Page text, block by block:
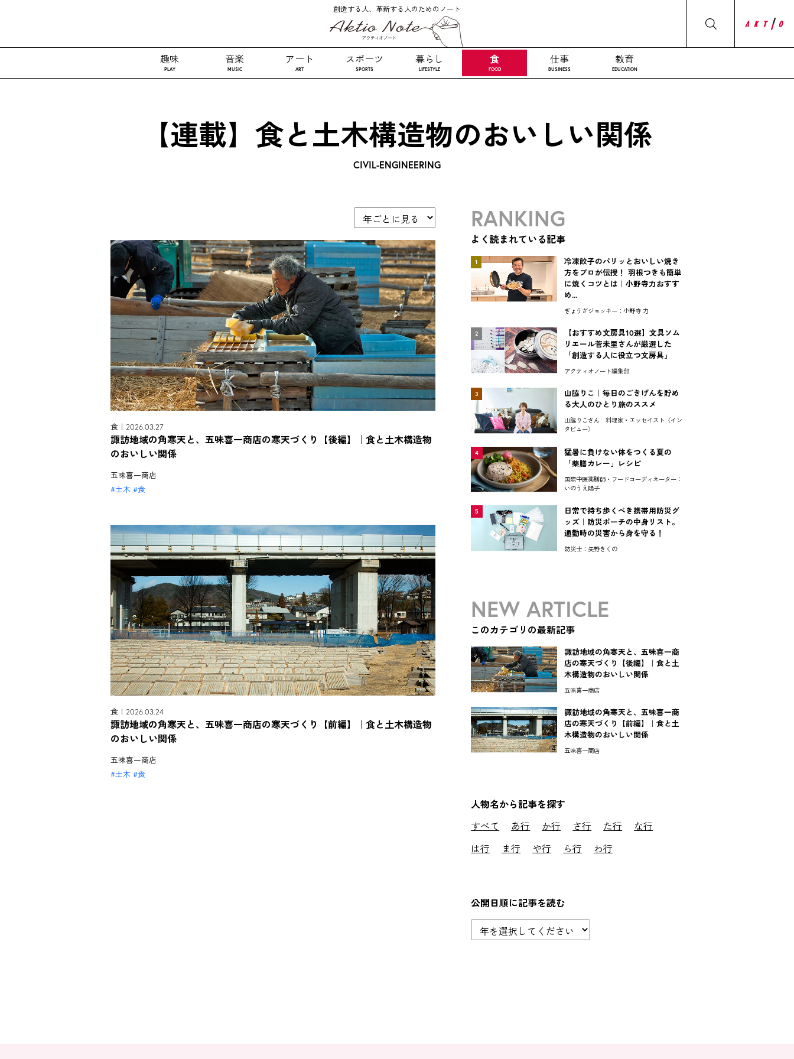
創造する人、革新する人のためのノート
趣味
PLAY
音楽
MUSIC
アート
ART
スポーツ
SPORTS
暮らし
LIFESTYLE
食
FOOD
仕事
BUSINESS
教育
EDUCATION
【連載】食と土木構造物のおいしい関係
CIVIL-ENGINEERING
食｜2026.03.27
諏訪地域の角寒天と、五味喜一商店の寒天づくり【後編】｜食と土木構造物
のおいしい関係
五味喜一商店
土木 食
食｜2026.03.24
諏訪地域の角寒天と、五味喜一商店の寒天づくり【前編】｜食と土木構造物
のおいしい関係
五味喜一商店
土木 食
RANKING
よく読まれている記事
1
冷凍餃子のパリッとおいしい焼き
方をプロが伝授！ 羽根つきも簡単
に焼くコツとは｜小野寺力おすす
め...
ぎょうざジョッキー：小野寺 力
2
【おすすめ文房具10選】文具ソム
リエール菅未里さんが厳選した
「創造する人に役立つ文房具」
アクティオノート編集部
3
山脇りこ｜毎日のごきげんを貯め
る大人のひとり旅のススメ
山脇りこさん 料理家・エッセイスト〈イン
タビュー〉
4
猛暑に負けない体をつくる夏の
「薬膳カレー」レシピ
国際中医薬膳師・フードコーディネーター：
いのうえ陽子
5
日常で持ち歩くべき携帯用防災グ
ッズ｜防災ポーチの中身リスト。
通勤時の災害から身を守る！
防災士：矢野きくの
NEW ARTICLE
このカテゴリの最新記事
諏訪地域の角寒天と、五味喜一商
店の寒天づくり【後編】｜食と土
木構造物のおいしい関係
五味喜一商店
諏訪地域の角寒天と、五味喜一商
店の寒天づくり【前編】｜食と土
木構造物のおいしい関係
五味喜一商店
人物名から記事を探す
すべて
あ行 か行 さ行 た行
な行
は行
ま行 や行 ら行 わ行
公開日順に記事を読む